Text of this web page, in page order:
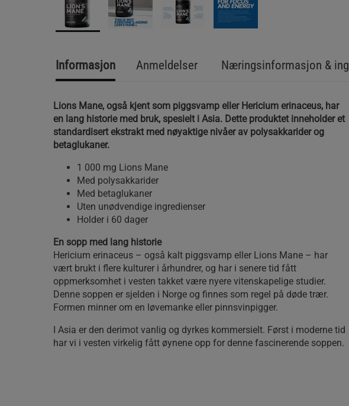
Informasjon Anmeldelser Næringsinformasjon &
Lions Mane, også kjent som piggsvamp eller Hericium erinaceus, har
en lang historie med bruk, spesielt i Asia. Dette produktet inneholder et
standardisert ekstrakt med nøyaktige nivåer av polysakkarider og
betaglukaner.
1 000 mg Lions Mane
Med polysakkarider
Med betaglukaner
Uten unødvendige ingredienser
Holder i 60 dager
En sopp med lang historie
Hericium erinaceus – også kalt piggsvamp eller Lions Mane – har
vært brukt i flere kulturer i århundrer, og har i senere tid fått
oppmerksomhet i vesten takket være nyere vitenskapelige studier.
Denne soppen er sjelden i Norge og finnes som regel på døde trær.
Formen minner om en løvemanke eller pinnsvinpigger.
I Asia er den derimot vanlig og dyrkes kommersielt. Først i moderne tid
har vi i vesten virkelig fått øynene opp for denne fascinerende soppen.